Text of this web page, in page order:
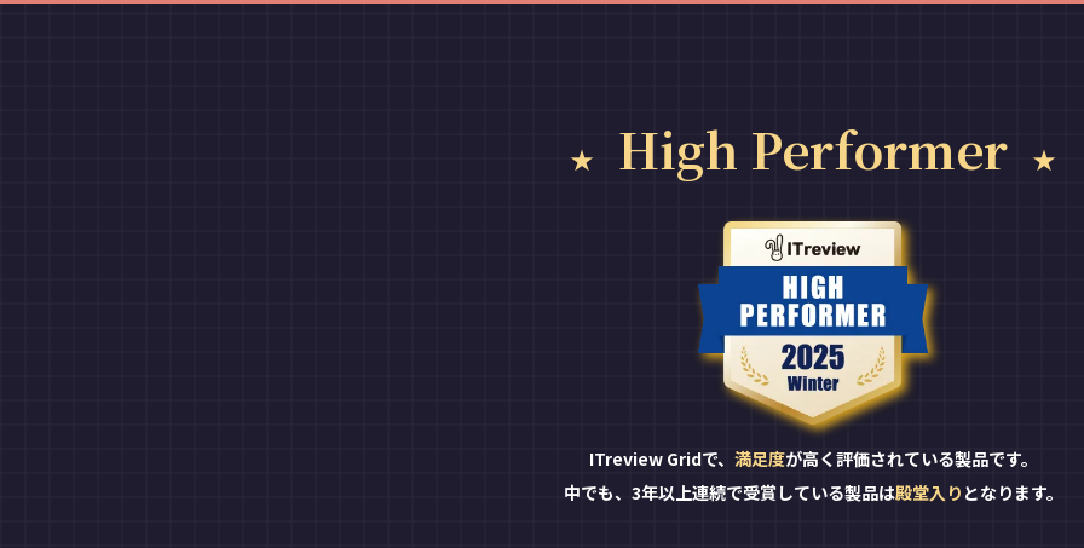
High Performer
ITreview Gridで、 満足度が高く評価されている製品です。
中でも、3年以上連続で受賞している製品は殿堂入り となります。